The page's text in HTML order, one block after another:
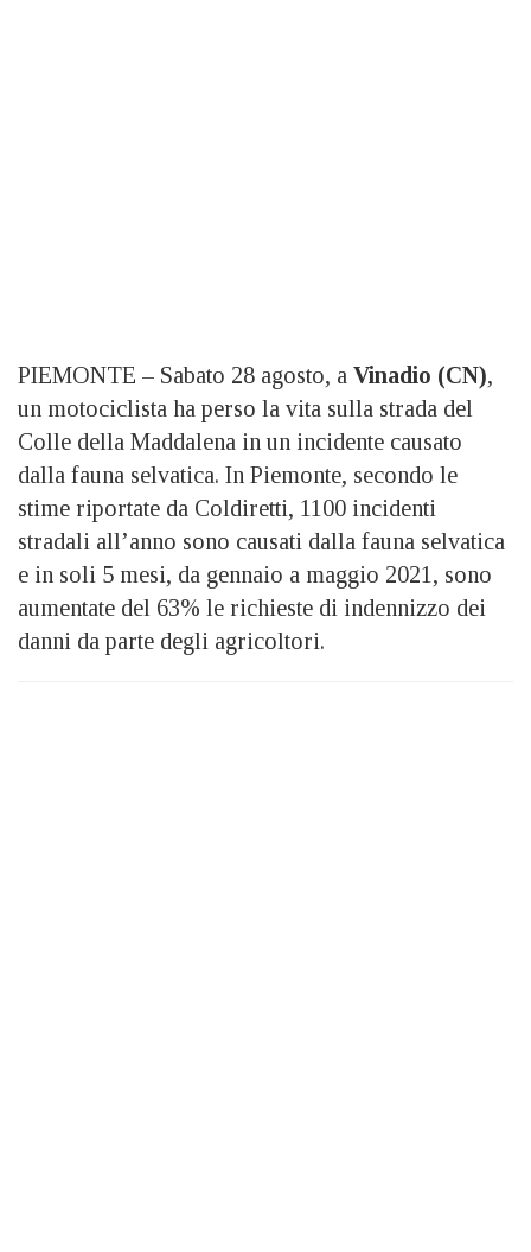
PIEMONTE – Sabato 28 agosto, a Vinadio (CN),
un motociclista ha perso la vita sulla strada del
Colle della Maddalena in un incidente causato
dalla fauna selvatica. In Piemonte, secondo le
stime riportate da Coldiretti, 1100 incidenti
stradali all’anno sono causati dalla fauna selvatica
e in soli 5 mesi, da gennaio a maggio 2021, sono
aumentate del 63% le richieste di indennizzo dei
danni da parte degli agricoltori.